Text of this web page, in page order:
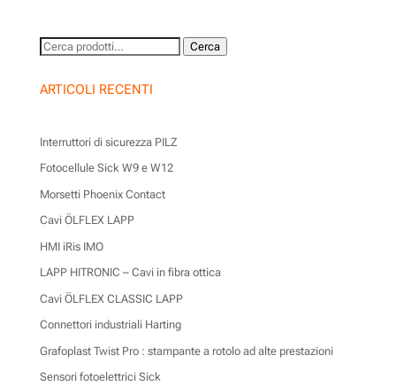
Cerca: Cerca
ARTICOLI RECENTI
Interruttori di sicurezza PILZ
Fotocellule Sick W9 e W12
Morsetti Phoenix Contact
Cavi ÖLFLEX LAPP
HMI iRis IMO
LAPP HITRONIC – Cavi in fibra ottica
Cavi ÖLFLEX CLASSIC LAPP
Connettori industriali Harting
Grafoplast Twist Pro : stampante a rotolo ad alte prestazioni
Sensori fotoelettrici Sick